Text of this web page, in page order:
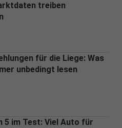
treiben
für die Liege: Was
unbedingt lesen
5 im Test: Viel Auto für